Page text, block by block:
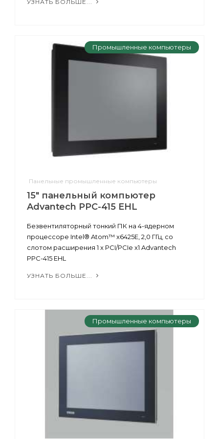
УЗНАТЬ БОЛЬШЕ...
Промышленные компьютеры
Панельные промышленные компьютеры
15" панельный компьютер
Advantech PPC-415 EHL
Безвентиляторный тонкий ПК на 4-ядерном
процессоре Intel® Atom™ x6425E, 2,0 ГГц, со
слотом расширения 1 x PCI/PCIe x1 Advantech
PPC-415 EHL
УЗНАТЬ БОЛЬШЕ...
Промышленные компьютеры